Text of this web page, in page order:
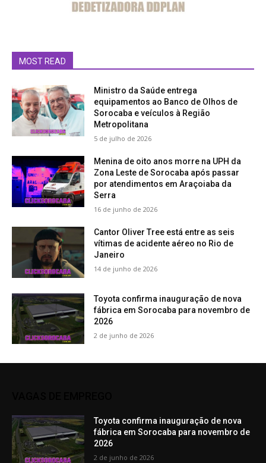
MOST READ
Ministro da Saúde entrega
equipamentos ao Banco de Olhos de
Sorocaba e veículos à Região
Metropolitana
5 de julho de 2026
Menina de oito anos morre na UPH da
Zona Leste de Sorocaba após passar
por atendimentos em Araçoiaba da
Serra
16 de junho de 2026
Cantor Oliver Tree está entre as seis
vítimas de acidente aéreo no Rio de
Janeiro
14 de junho de 2026
Toyota confirma inauguração de nova
fábrica em Sorocaba para novembro de
2026
2 de junho de 2026
Toyota confirma inauguração de nova
fábrica em Sorocaba para novembro de
2026
2 de junho de 2026